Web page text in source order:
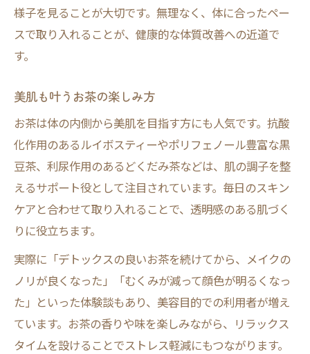
様子を見ることが大切です。無理なく、体に合ったペー
スで取り入れることが、健康的な体質改善への近道で
す。
美肌も叶うお茶の楽しみ方
お茶は体の内側から美肌を目指す方にも人気です。抗酸
化作用のあるルイボスティーやポリフェノール豊富な黒
豆茶、利尿作用のあるどくだみ茶などは、肌の調子を整
えるサポート役として注目されています。毎日のスキン
ケアと合わせて取り入れることで、透明感のある肌づく
りに役立ちます。
実際に「デトックスの良いお茶を続けてから、メイクの
ノリが良くなった」「むくみが減って顔色が明るくなっ
た」といった体験談もあり、美容目的での利用者が増え
ています。お茶の香りや味を楽しみながら、リラックス
タイムを設けることでストレス軽減にもつながります。